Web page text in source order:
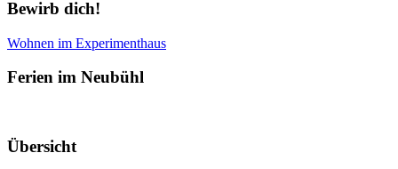
Bewirb dich!
Wohnen im Experimenthaus
Ferien im Neubühl
Übersicht